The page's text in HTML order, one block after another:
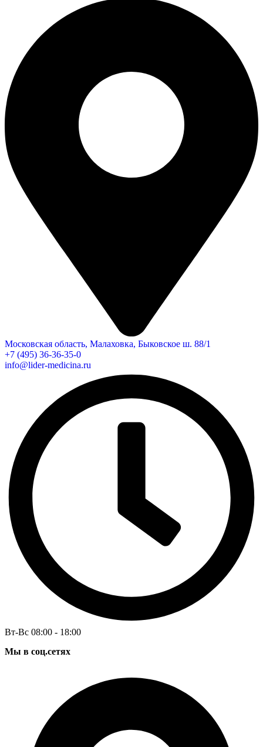
Московская область, Малаховка, Быковское ш. 88/1
+7 (495) 36-36-35-0
info@lider-medicina.ru
Вт-Вс 08:00 - 18:00
Мы в соц.сетях